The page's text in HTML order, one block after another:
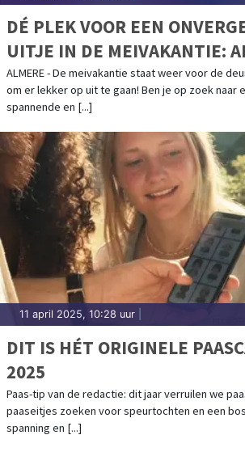
DÉ PLEK VOOR EEN
UITJE IN DE MEIVAKANTIE:
UNDERGROUND
ALMERE - De meivakantie staat weer voor de
om er lekker op uit te gaan! Ben je op zoek naar
spannende en [...]
11 april 2025, 10:28 uur
DIT IS HÉT ORIGINELE
2025
Paas-tip van de redactie: dit jaar verruilen we
paaseitjes zoeken voor speurtochten en een
spanning en [...]